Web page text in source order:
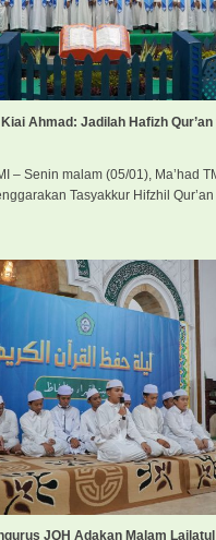
Ahmad: Jadilah Hafizh Qur’an
– Senin malam (05/01), Ma’had
Tasyakkur Hifzhil Qur’an
JQH Adakan Malam